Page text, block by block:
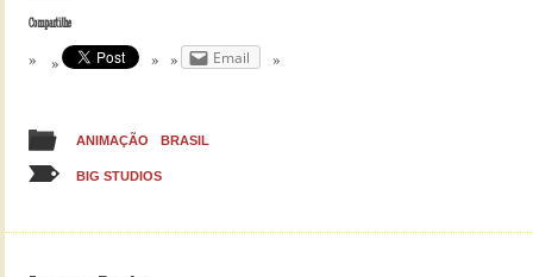
Compartilhe
Email
ANIMAÇÃO BRASIL
BIG STUDIOS